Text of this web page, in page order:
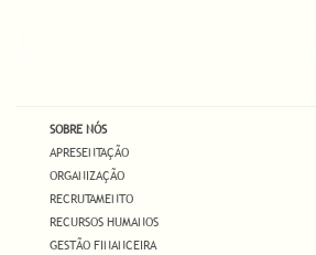
SOBRE NÓS
APRESENTAÇÃO
ORGANIZAÇÃO
RECRUTAMENTO
RECURSOS HUMANOS
GESTÃO FINANCEIRA